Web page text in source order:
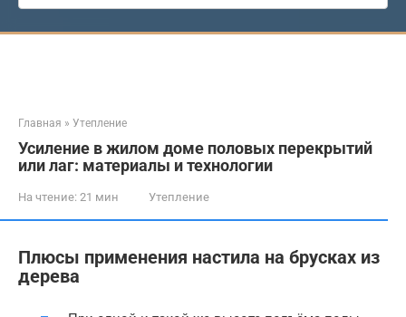
Главная » Утепление
Усиление в жилом доме половых перекрытий
или лаг: материалы и технологии
На чтение: 21 мин Утепление
Плюсы применения настила на брусках из
дерева